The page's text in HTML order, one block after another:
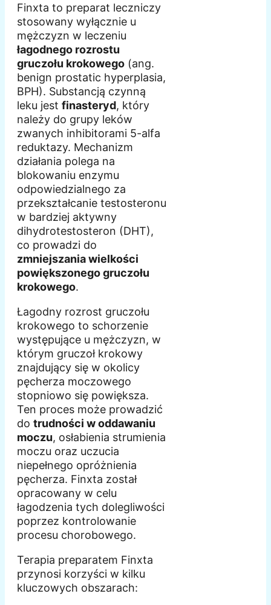
Finxta to preparat leczniczy
stosowany wyłącznie u
mężczyzn w leczeniu
łagodnego rozrostu
gruczołu krokowego (ang.
benign prostatic hyperplasia,
BPH). Substancją czynną
leku jest finasteryd, który
należy do grupy leków
zwanych inhibitorami 5-alfa
reduktazy. Mechanizm
działania polega na
blokowaniu enzymu
odpowiedzialnego za
przekształcanie testosteronu
w bardziej aktywny
dihydrotestosteron (DHT),
co prowadzi do
zmniejszania wielkości
powiększonego gruczołu
krokowego.
Łagodny rozrost gruczołu
krokowego to schorzenie
występujące u mężczyzn, w
którym gruczoł krokowy
znajdujący się w okolicy
pęcherza moczowego
stopniowo się powiększa.
Ten proces może prowadzić
do trudności w oddawaniu
moczu, osłabienia strumienia
moczu oraz uczucia
niepełnego opróżnienia
pęcherza. Finxta został
opracowany w celu
łagodzenia tych dolegliwości
poprzez kontrolowanie
procesu chorobowego.
Terapia preparatem Finxta
przynosi korzyści w kilku
kluczowych obszarach: